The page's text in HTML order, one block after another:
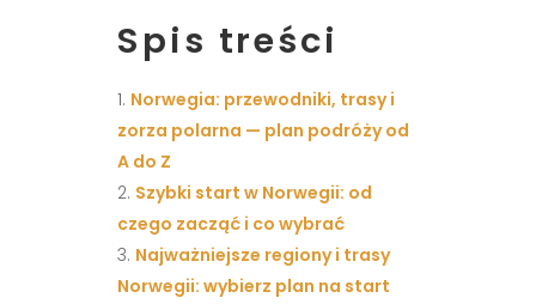
Spis treści
Norwegia: przewodniki, trasy i
zorza polarna — plan podróży od
A do Z
Szybki start w Norwegii: od
czego zacząć i co wybrać
Najważniejsze regiony i trasy
Norwegii: wybierz plan na start